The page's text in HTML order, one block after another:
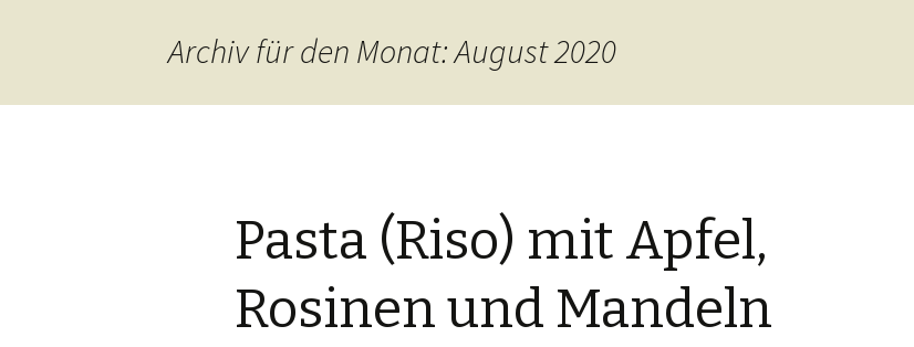
Archiv für den Monat: August 2020
Pasta (Riso) mit Apfel,
Rosinen und Mandeln